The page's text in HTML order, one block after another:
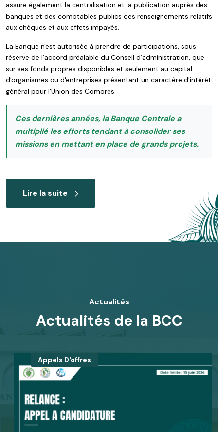
assure également la centralisation et la publication auprès des
banques et des comptables publics des renseignements relatifs
aux chèques et aux effets impayés.
La Banque n'est autorisée à prendre de participations, sous
réserve de l'accord préalable du Conseil d'administration, que
sur ses fonds propres disponibles et seulement au capital
d'organismes ou d'entreprises présentant un caractère d'intérêt
général pour l'Union des Comores.
Ces dernières années, la Banque Centrale a
multiplié les efforts tendant à consolider ses
missions en mettant en place de grands projets.
Lire la suite
Actualités
Actualités de la BCC
Appels D'offres